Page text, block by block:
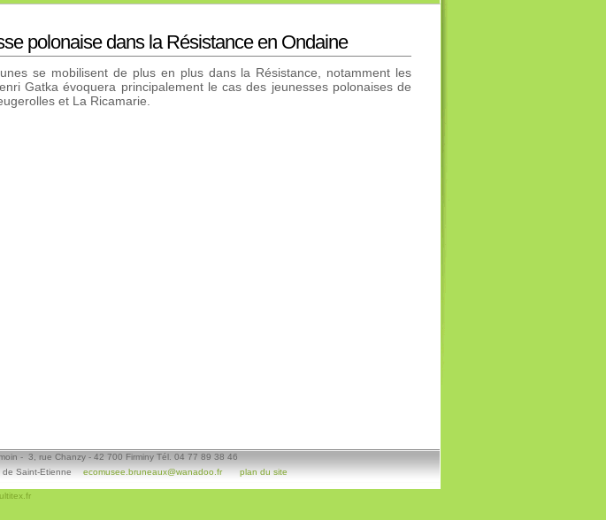
polonaise dans la Résistance en Ondaine
se mobilisent de plus en plus dans la Résistance, notamment les
Gatka évoquera principalement le cas des jeunesses polonaises de
et La Ricamarie.
- 3, rue Chanzy - 42 700 Firminy Tél. 04 77 89 38 46
Saint-Etienne
ecomusee.bruneaux@wanadoo.fr plan du site